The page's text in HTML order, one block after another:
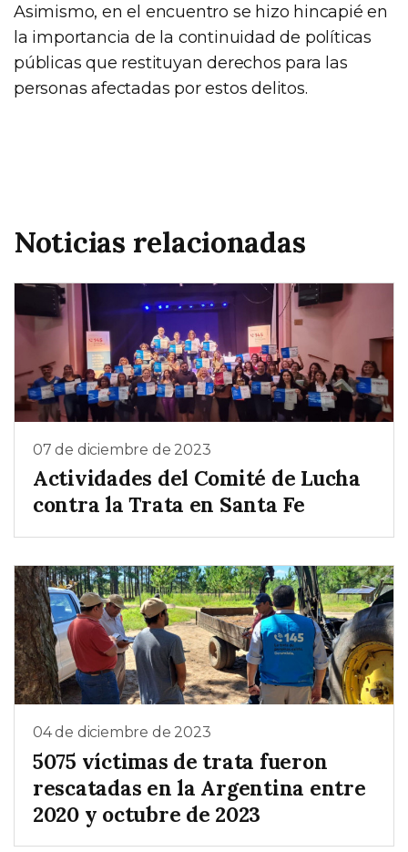
Asimismo, en el encuentro se hizo hincapié en
la importancia de la continuidad de políticas
públicas que restituyan derechos para las
personas afectadas por estos delitos.
Noticias relacionadas
07 de diciembre de 2023
Actividades del Comité de Lucha
contra la Trata en Santa Fe
04 de diciembre de 2023
5075 víctimas de trata fueron
rescatadas en la Argentina entre
2020 y octubre de 2023